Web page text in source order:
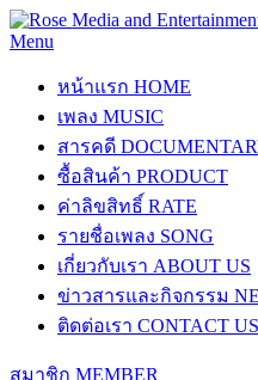
Menu
หน้าแรก HOME
เพลง MUSIC
สารคดี
ซื้อสินค้า PRODUCT
ค่าลิขสิทธิ์ RATE
รายชื่อเพลง SONG
เกี่ยวกับเรา ABOUT US
ข่าวสารและกิจกรรม
ติดต่อเรา CONTACT US
สมาชิก MEMBER